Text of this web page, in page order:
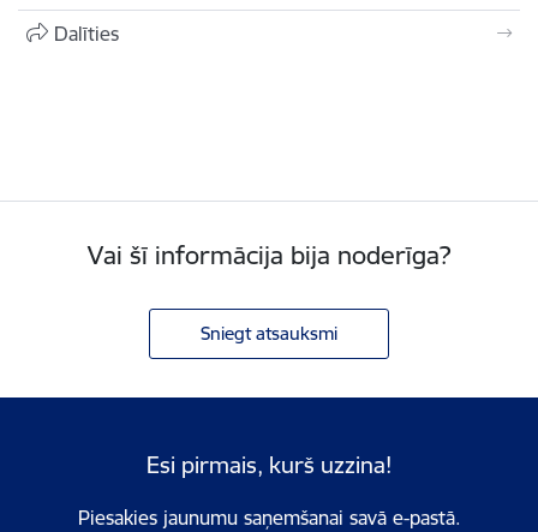
Dalīties
Vai šī informācija bija noderīga?
Sniegt atsauksmi
Esi pirmais, kurš uzzina!
Piesakies jaunumu saņemšanai savā e-pastā.